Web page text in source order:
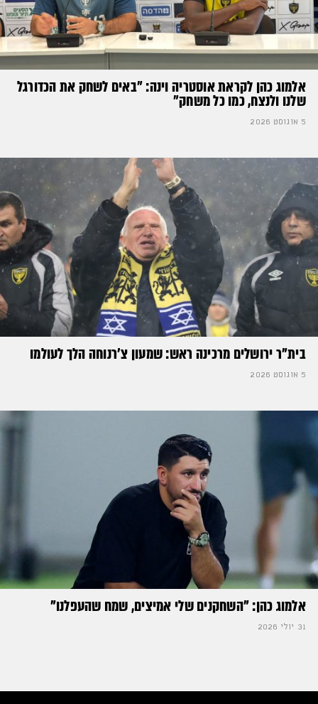
אלמוג כהן לקראת אוסטריה וינה: ״באים לשחק את הכדורגל
שלנו ולנצח, כמו כל משחק״
5 אוגוסט 2026
בית"ר ירושלים מרכינה ראש: שמעון צ'רנוחה הלך לעולמו
5 אוגוסט 2026
אלמוג כהן: "השחקנים שלי אמיצים, שמח שהעפלנו"
31 יולי 2026